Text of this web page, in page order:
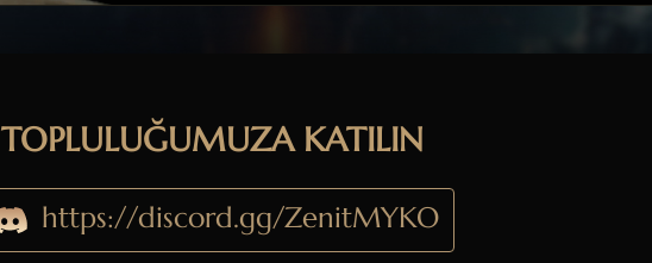
TOPLULUĞUMUZA KATILIN
https://discord.gg/ZenitMYKO